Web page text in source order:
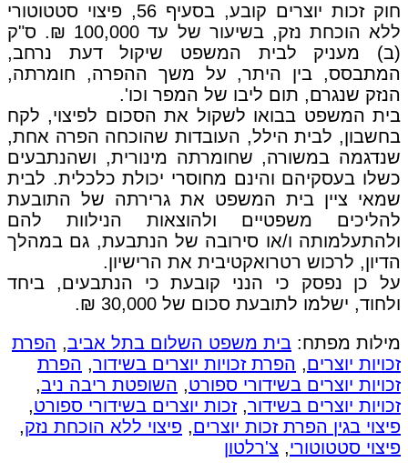
חוק זכות יוצרים קובע, בסעיף 56, פיצוי סטטוטורי
ללא הוכחת נזק, בשיעור של עד 100,000 ₪. ס"ק
(ב) מעניק לבית המשפט שיקול דעת נרחב,
המתבסס, בין היתר, על משך ההפרה, חומרתה,
הנזק שנגרם, תום ליבו של המפר וכו'.
בית המשפט בבואו לשקול את הסכום לפיצוי, לקח
בחשבון, לבית הילל, העובדות שהוכחה הפרה אחת,
שנדגמה במשורה, שחומרתה מינורית, ושהנתבעים
כשלו בעסקיהם והינם מחוסרי יכולת כלכלית. לבית
שמאי ציין בית המשפט את גרירתה של התובעת
להליכים משפטיים ולהוצאות הנילוות להם
ולהתעלמותה ו/או סירובה של הנתבעת, גם במהלך
הדיון, לרכוש רטרואקטיבית את הרישיון.
על כן נפסק כי הנני קובעת כי הנתבעים, ביחד
ולחוד, ישלמו לתובעת סכום של 30,000 ₪.
מילות מפתח: בית משפט השלום בתל אביב, הפרת
זכויות יוצרים, הפרת זכויות יוצרים בשידור, הפרת
זכויות יוצרים בשידורי ספורט, השופטת ריבה ניב,
זכויות יוצרים בשידור,זכות יוצרים בשידורי ספורט,
פיצוי בגין הפרת זכות יוצרים, פיצוי ללא הוכחת נזק,
פיצוי סטטוטורי, צ'רלטון